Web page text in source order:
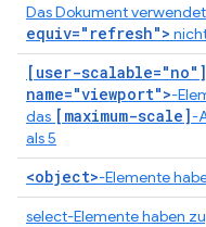
Das Dokument verwendet
equiv="refresh">
[user-scalable="no"]
name="viewport">-
das [maximum-scale]-
als 5
<object>-Elemente
select-Elemente haben